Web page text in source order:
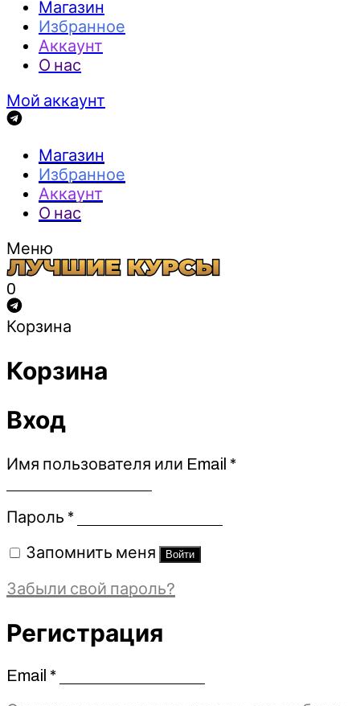
Магазин
Избранное
Аккаунт
О нас
Мой аккаунт
Магазин
Избранное
Аккаунт
О нас
Меню
0
Корзина
Корзина
Вход
Имя пользователя или Email *Обязательно
Пароль *Обязательно
Запомнить меня Войти
Забыли свой пароль?
Регистрация
Email *Обязательно